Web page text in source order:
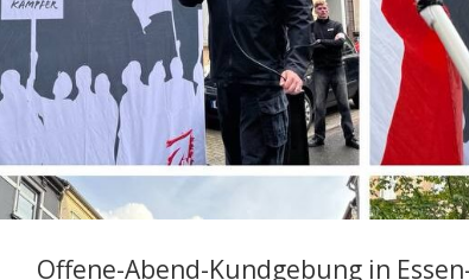
Offene-Abend-Kundgebung in